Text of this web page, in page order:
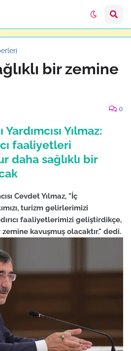
bir zemine
0
Yılmaz:
faaliyetleri
daha sağlıklı bir
Cevdet Yılmaz, "İç
turizm gelirlerimizi
faaliyetlerimizi geliştirdikçe,
kavuşmuş olacaktır." dedi.